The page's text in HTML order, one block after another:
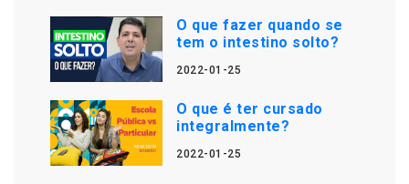
O que fazer quando se
tem o intestino solto?
2022-01-25
O que é ter cursado
integralmente?
2022-01-25